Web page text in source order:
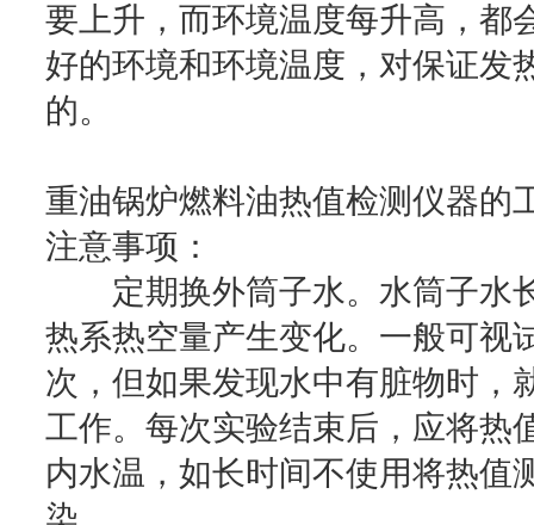
要上升，而环境温度每升高，都
好的环境和环境温度，对保证发
的。
重油锅炉燃料油热值检测仪器的
注意事项：
定期换外筒子水。水筒子水
热系热空量产生变化。一般可视
次，但如果发现水中有脏物时，
工作。每次实验结束后，应将热
内水温，如长时间不使用将热值